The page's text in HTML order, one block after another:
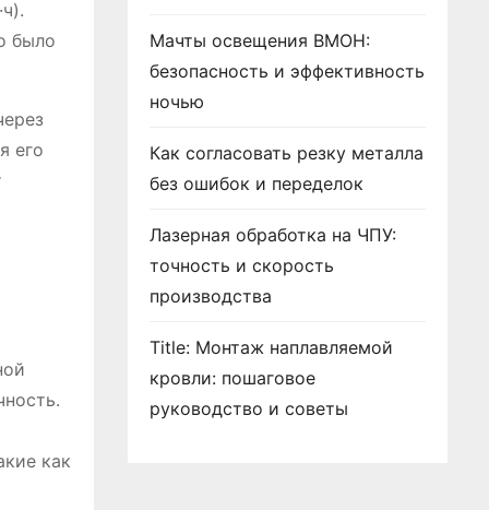
было
его
как
Мачты освещения ВМОН:
безопасность и эффективность
ночью
Как согласовать резку металла
без ошибок и переделок
Лазерная обработка на ЧПУ:
точность и скорость
производства
Title: Монтаж наплавляемой
кровли: пошаговое
руководство и советы